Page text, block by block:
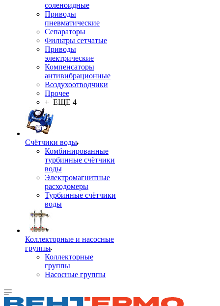
соленоидные
Приводы
пневматические
Сепараторы
Фильтры сетчатые
Приводы
электрические
Компенсаторы
антивибрационные
Воздухоотводчики
Прочее
+ ЕЩЕ 4
Счётчики воды
Комбинированные
турбинные счётчики
воды
Электромагнитные
расходомеры
Турбинные счётчики
воды
Коллекторные и насосные
группы
Коллекторные
группы
Насосные группы